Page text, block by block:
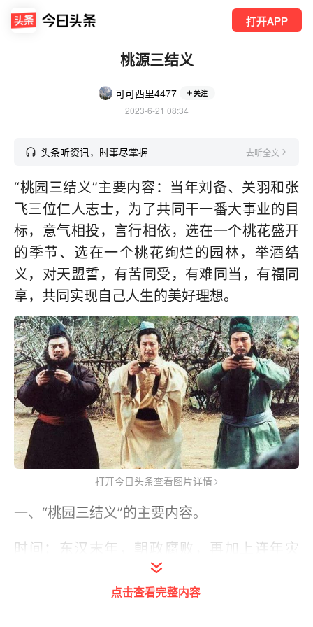
打开APP
桃源三结义
可可西里4477 关注
2023-6-21 08:34
头条听资讯，时事尽掌握 去听全文
“桃园三结义”主要内容：当年刘备、关羽和张
飞三位仁人志士，为了共同干一番大事业的目
标，意气相投，言行相依，选在一个桃花盛开
的季节、选在一个桃花绚烂的园林，举酒结
义，对天盟誓，有苦同受，有难同当，有福同
享，共同实现自己人生的美好理想。
打开今日头条查看图片详情
一、“桃园三结义”的主要内容。
时间：东汉末年，朝政腐败，再加上连年灾
荒，人民生活非常困苦。
点击查看完整内容